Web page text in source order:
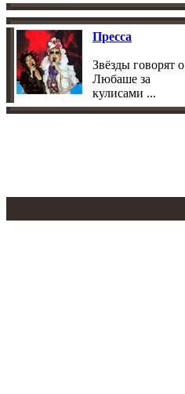
Пресса
Звёзды говорят о
Любаше за
кулисами ...